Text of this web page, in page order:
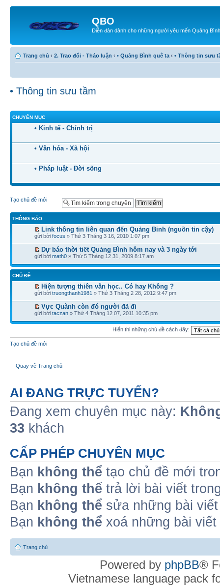
QBO
Diễn đàn dành cho những người yêu mến Quảng Bình
Trang chủ ‹ 2. Trao đổi - Thảo luận ‹ • Quảng Bình quê ta ‹ • Thông tin sưu
• Thông tin sưu tầm
CHUYÊN MỤC
• Kinh tế - Chính trị
• Văn hóa - Xã hội
• Pháp luật - Đời sống
Tạo chủ đề mới
THÔNG BÁO
Link thông tin liên quan đến Quảng Binh (nguồn tin cậy)
gửi bởi focus » Thứ 3 Tháng 3 16, 2010 1:07 pm
Dự báo thời tiết Quảng Bình hôm nay và 3 ngày tới
gửi bởi math0 » Thứ 5 Tháng 12 31, 2009 8:17 am
CHỦ ĐỀ
Hiện tượng thiên văn học.. Có hay Không ?
gửi bởi truongthanh1981 » Thứ 3 Tháng 2 28, 2012 9:47 pm
Vực Quành còn đó người đã đi
gửi bởi taczan » Thứ 4 Tháng 12 07, 2011 10:35 pm
Hiển thị những chủ đề cách đây:
Tạo chủ đề mới
Quay về Trang chủ
AI ĐANG TRỰC TUYẾN?
Đang xem chuyên mục này:
33 khách
CẤP PHÉP CHUYÊN MỤC
Bạn không thể tạo chủ đề mới
Bạn không thể trả lời bài viết
Bạn không thể sửa những bài
Bạn không thể xoá những bài
Trang chủ
Powered by phpBB®
Vietnamese language pack